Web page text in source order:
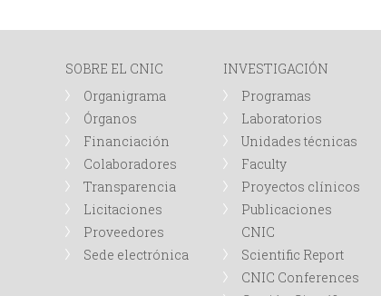
SOBRE EL CNIC
Organigrama
Órganos
Financiación
Colaboradores
Transparencia
Licitaciones
Proveedores
Sede electrónica
INVESTIGACIÓN
Programas
Laboratorios
Unidades técnicas
Faculty
Proyectos clínicos
Publicaciones
CNIC
Scientific Report
CNIC Conferences